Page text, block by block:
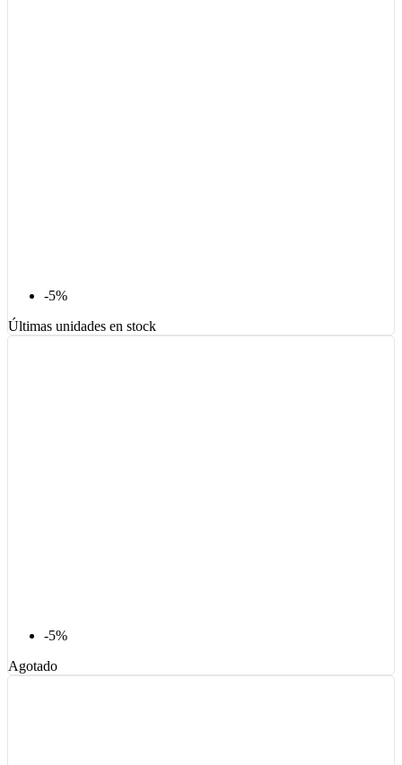
-5%
Últimas unidades en stock
-5%
Agotado